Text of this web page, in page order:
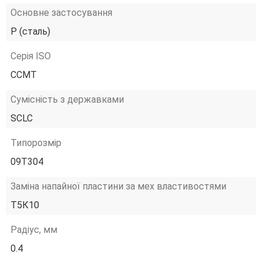
Основне застосування
P (сталь)
Серія ISO
CCMT
Сумісність з державками
SCLC
Типорозмір
09T304
Заміна напайної пластини за мех властивостями
Т5К10
Радіус, мм
0.4